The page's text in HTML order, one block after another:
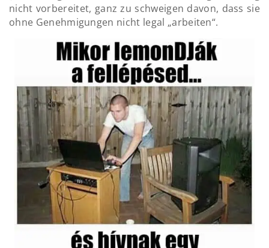
nicht vorbereitet, ganz zu schweigen davon, dass sie
ohne Genehmigungen nicht legal „arbeiten“.